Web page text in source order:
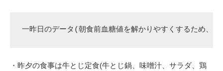
一昨日のデータ(朝食前血糖値を解かりやすくするため、
・昨夕の食事は牛とじ定食(牛とじ鍋、味噌汁、サラダ、鶏